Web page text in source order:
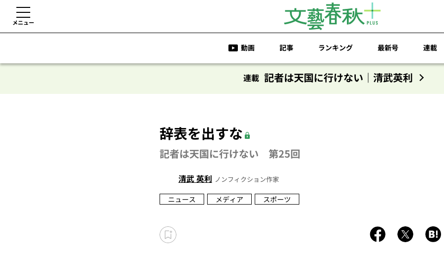
メニュー
動画 記事 ランキング 最新号 連載
連載 記者は天国に行けない｜清武英利
辞表を出すな
記者は天国に行けない 第25回
清武 英利 ノンフィクション作家
ニュース メディア スポーツ